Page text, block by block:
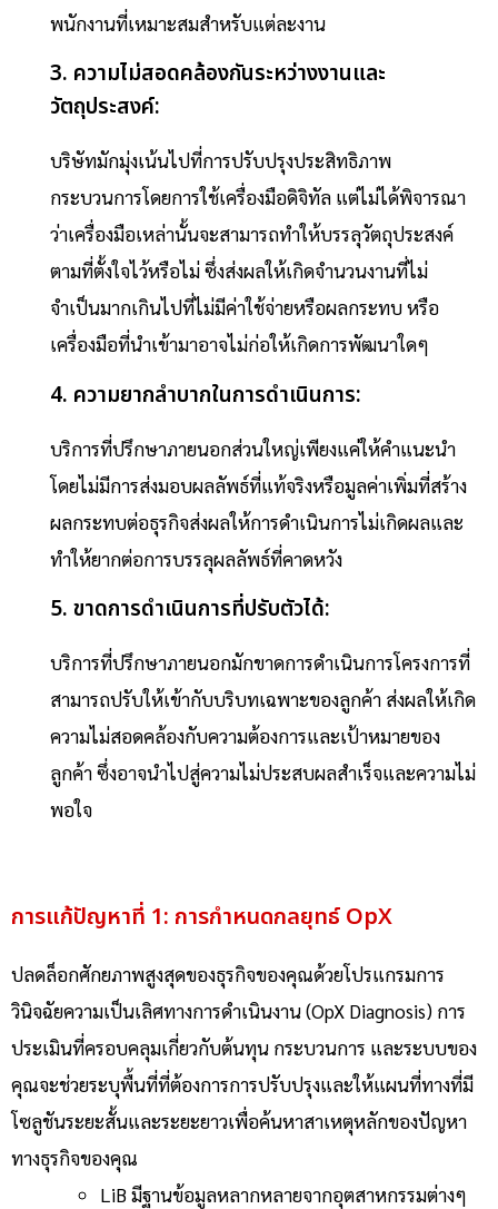
พนักงานที่เหมาะสมสำหรับแต่ละงาน
3. ความไม่สอดคล้องกันระหว่างงานและ
วัตถุประสงค์:
บริษัทมักมุ่งเน้นไปที่การปรับปรุงประสิทธิภาพ
กระบวนการโดยการใช้เครื่องมือดิจิทัล แต่ไม่ได้พิจารณา
ว่าเครื่องมือเหล่านั้นจะสามารถทำให้บรรลุวัตถุประสงค์
ตามที่ตั้งใจไว้หรือไม่ ซึ่งส่งผลให้เกิดจำนวนงานที่ไม่
จำเป็นมากเกินไปที่ไม่มีค่าใช้จ่ายหรือผลกระทบ หรือ
เครื่องมือที่นำเข้ามาอาจไม่ก่อให้เกิดการพัฒนาใดๆ
4. ความยากลำบากในการดำเนินการ:
บริการที่ปรึกษาภายนอกส่วนใหญ่เพียงแค่ให้คำแนะนำ
โดยไม่มีการส่งมอบผลลัพธ์ที่แท้จริงหรือมูลค่าเพิ่มที่สร้าง
ผลกระทบต่อธุรกิจส่งผลให้การดำเนินการไม่เกิดผลและ
ทำให้ยากต่อการบรรลุผลลัพธ์ที่คาดหวัง
5. ขาดการดำเนินการที่ปรับตัวได้:
บริการที่ปรึกษาภายนอกมักขาดการดำเนินการโครงการที่
สามารถปรับให้เข้ากับบริบทเฉพาะของลูกค้า ส่งผลให้เกิด
ความไม่สอดคล้องกับความต้องการและเป้าหมายของ
ลูกค้า ซึ่งอาจนำไปสู่ความไม่ประสบผลสำเร็จและความไม่
พอใจ
การแก้ปัญหาที่ 1: การกำหนดกลยุทธ์ OpX
ปลดล็อกศักยภาพสูงสุดของธุรกิจของคุณด้วยโปรแกรมการ
วินิจฉัยความเป็นเลิศทางการดำเนินงาน (OpX Diagnosis) การ
ประเมินที่ครอบคลุมเกี่ยวกับต้นทุน กระบวนการ และระบบของ
คุณจะช่วยระบุพื้นที่ที่ต้องการการปรับปรุงและให้แผนที่ทางที่มี
โซลูชันระยะสั้นและระยะยาวเพื่อค้นหาสาเหตุหลักของปัญหา
ทางธุรกิจของคุณ
LiB มีฐานข้อมูลหลากหลายจากอุตสาหกรรมต่างๆ